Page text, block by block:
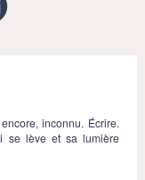
inconnu. Écrire.
se lève et sa lumière